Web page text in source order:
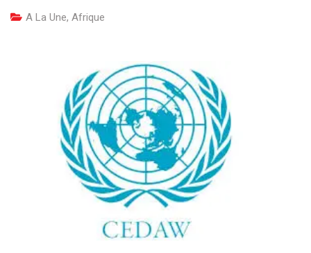
A La Une, Afrique